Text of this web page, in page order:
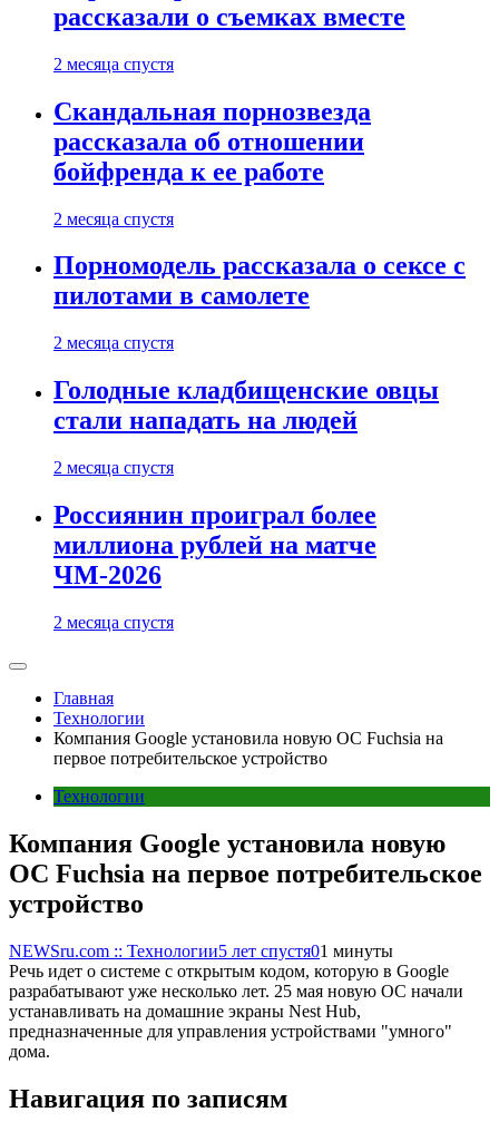
рассказали о съемках вместе
2 месяца спустя
Скандальная порнозвезда
рассказала об отношении
бойфренда к ее работе
2 месяца спустя
Порномодель рассказала о сексе с
пилотами в самолете
2 месяца спустя
Голодные кладбищенские овцы
стали нападать на людей
2 месяца спустя
Россиянин проиграл более
миллиона рублей на матче
ЧМ-2026
2 месяца спустя
Главная
Технологии
Компания Google установила новую OC Fuchsia на
первое потребительское устройство
Технологии
Компания Google установила новую
OC Fuchsia на первое потребительское
устройство
NEWSru.com :: Технологии5 лет спустя01 минуты
Речь идет о системе с открытым кодом, которую в Google
разрабатывают уже несколько лет. 25 мая новую ОС начали
устанавливать на домашние экраны Nest Hub,
предназначенные для управления устройствами "умного"
дома.
Навигация по записям